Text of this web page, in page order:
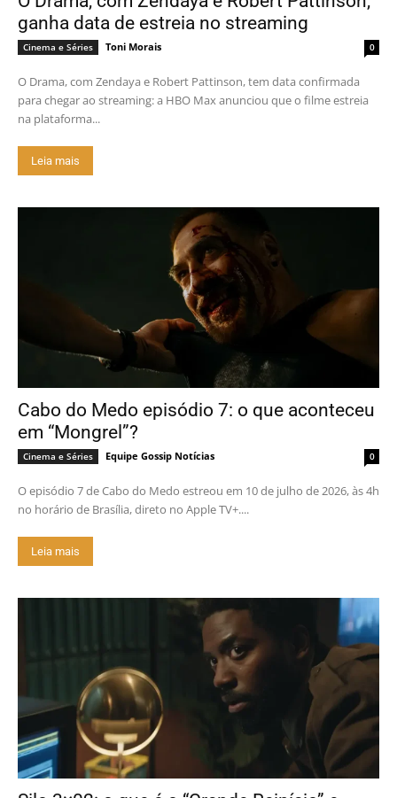
ganha data de estreia no streaming
Cinema e Séries Toni Morais 0
O Drama, com Zendaya e Robert Pattinson, tem data confirmada
para chegar ao streaming: a HBO Max anunciou que o filme estreia
na plataforma...
Leia mais
Cabo do Medo episódio 7: o que aconteceu
em “Mongrel”?
Cinema e Séries Equipe Gossip Notícias 0
O episódio 7 de Cabo do Medo estreou em 10 de julho de 2026, às 4h
no horário de Brasília, direto no Apple TV+....
Leia mais